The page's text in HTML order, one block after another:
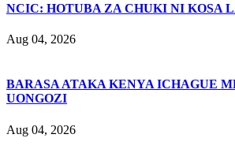
NCIC: HOTUBA ZA CHUKI NI KOSA
Aug 04, 2026
BARASA ATAKA KENYA ICHAGUE
UONGOZI
Aug 04, 2026